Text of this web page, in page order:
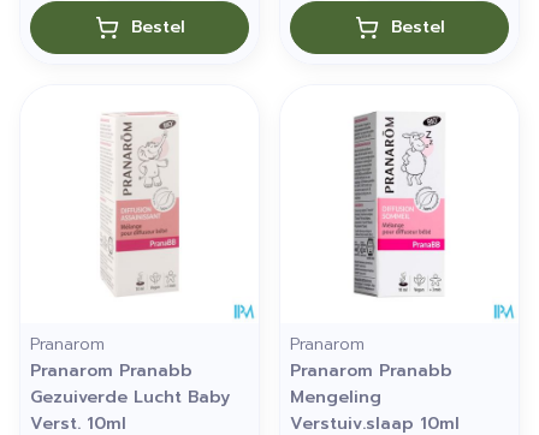
Bestel Bestel
Pranarom
Pranarom Pranabb
Gezuiverde Lucht Baby
Verst. 10ml
Pranarom
Pranarom Pranabb
Mengeling
Verstuiv.slaap 10ml